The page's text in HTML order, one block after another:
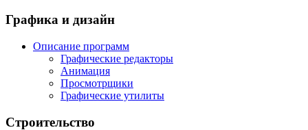
Графика и дизайн
Описание программ
Графические редакторы
Анимация
Просмотрщики
Графические утилиты
Строительство